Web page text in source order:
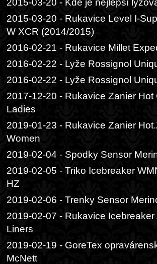
2015-03-20 - Kde je nejlepší
2015-03-20 - Rukavice Level I-
W XCR (2014/2015)
2016-02-21 - Rukavice Millet
2016-02-22 - Lyže Rossignol
2016-02-22 - Lyže Rossignol
2017-12-20 - Rukavice Zanier Hot
Ladies
2019-01-23 - Rukavice Zanier
Women
2019-02-04 - Spodky Sensor
2019-02-05 - Triko Icebreaker
HZ
2019-02-06 - Trenky Sensor
2019-02-07 - Rukavice Icebreaker
Liners
2019-02-19 - GoreTex
McNett